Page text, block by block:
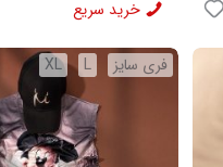
خرید سریع
فری سایز L
XL